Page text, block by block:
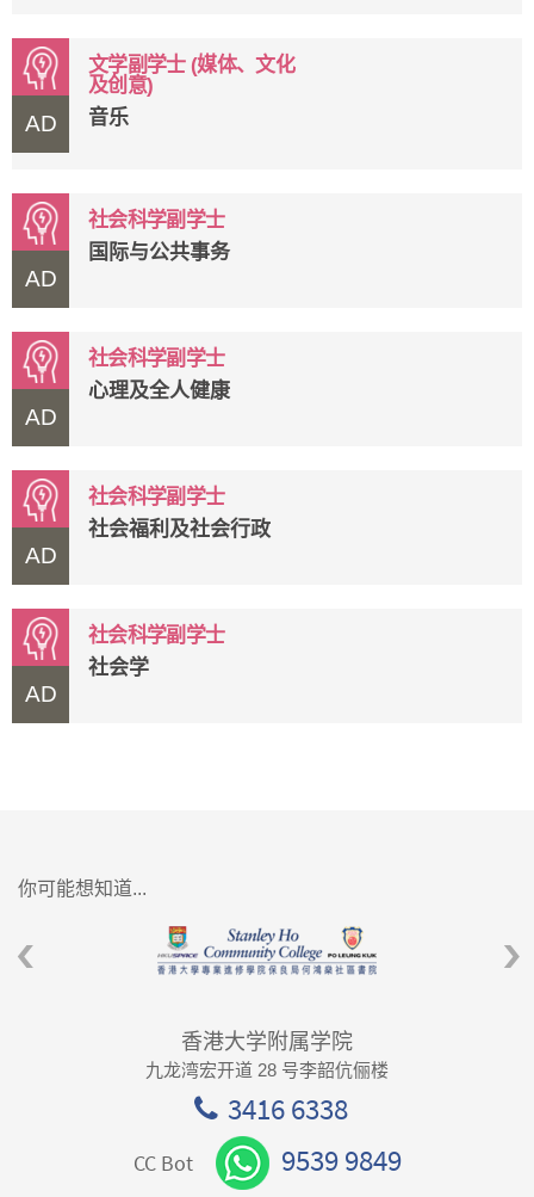
AD
文学副学士 (媒体、文化
及创意)
音乐
AD
社会科学副学士
国际与公共事务
AD
社会科学副学士
心理及全人健康
AD
社会科学副学士
社会福利及社会行政
AD
社会科学副学士
社会学
你可能想知道...
香港大学附属学院
九龙湾宏开道 28 号李韶伉俪楼
3416 6338
CC Bot 9539 9849